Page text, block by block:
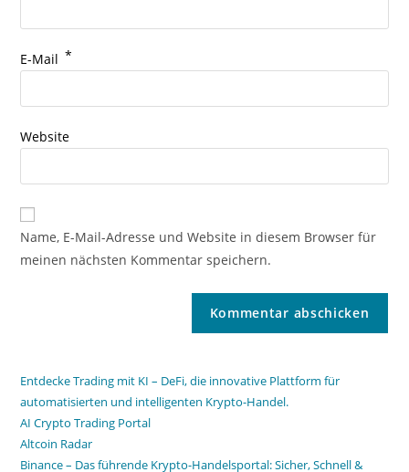
E-Mail *
Website
Name, E-Mail-Adresse und Website in diesem Browser für
meinen nächsten Kommentar speichern.
Entdecke Trading mit KI – DeFi, die innovative Plattform für
automatisierten und intelligenten Krypto-Handel.
AI Crypto Trading Portal
Altcoin Radar
Binance – Das führende Krypto-Handelsportal: Sicher, Schnell &